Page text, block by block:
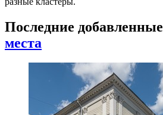
Последние добавленные
места